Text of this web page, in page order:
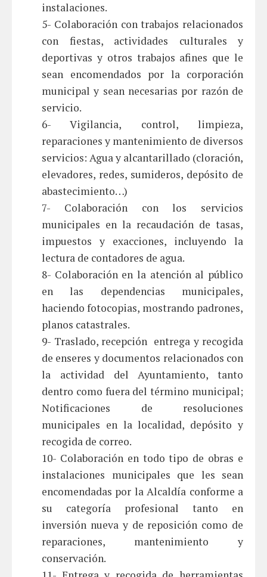
instalaciones.
5- Colaboración con trabajos relacionados
con fiestas, actividades culturales y
deportivas y otros trabajos afines que le
sean encomendados por la corporación
municipal y sean necesarias por razón de
servicio.
6- Vigilancia, control, limpieza,
reparaciones y mantenimiento de diversos
servicios: Agua y alcantarillado (cloración,
elevadores, redes, sumideros, depósito de
abastecimiento…)
7- Colaboración con los servicios
municipales en la recaudación de tasas,
impuestos y exacciones, incluyendo la
lectura de contadores de agua.
8- Colaboración en la atención al público
en las dependencias municipales,
haciendo fotocopias, mostrando padrones,
planos catastrales.
9- Traslado, recepción entrega y recogida
de enseres y documentos relacionados con
la actividad del Ayuntamiento, tanto
dentro como fuera del término municipal;
Notificaciones de resoluciones
municipales en la localidad, depósito y
recogida de correo.
10- Colaboración en todo tipo de obras e
instalaciones municipales que les sean
encomendadas por la Alcaldía conforme a
su categoría profesional tanto en
inversión nueva y de reposición como de
reparaciones, mantenimiento y
conservación.